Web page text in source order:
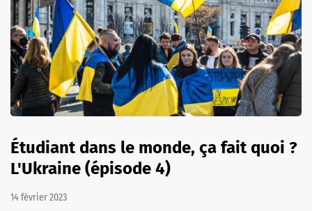
Étudiant dans le monde, ça fait quoi ?
L'Ukraine (épisode 4)
14 février 2023